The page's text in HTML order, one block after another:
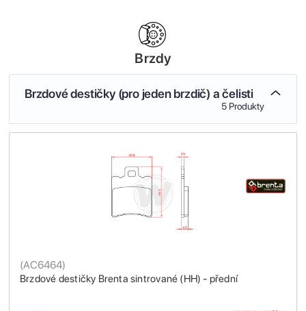
Brzdy
Brzdové destičky (pro jeden brzdič) a čelisti
5 Produkty
Brzdové destičky Brenta sintrované (HH) - přední
(AC6464)